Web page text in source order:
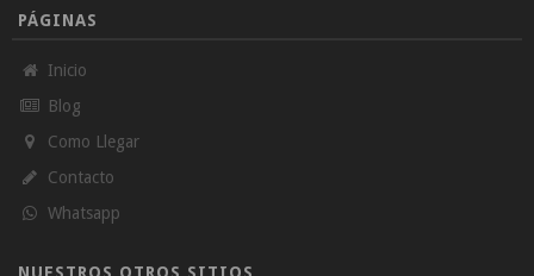
for
PÁGINAS
Inicio
Blog
Como Llegar
Contacto
Whatsapp